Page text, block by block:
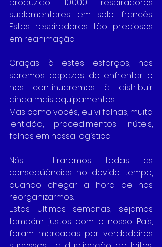
suplementares em solo francês.
Estes respiradores tão preciosos
em reanimação.
Graças à estes esforços, nos
seremos capazes de enfrentar e
nos continuaremos à distribuir
ainda mais equipamentos.
Mas como vocês, eu vi falhas, muita
lentidão, procedimentos inúteis,
falhas em nossa logística.
Nós  tiraremos todas as
conseqüências no devido tempo,
quando chegar a hora de nos
reorganizarmos.
Estas ultimas semanas, sejamos
também justos com o nosso Pais,
foram marcadas por verdadeiros